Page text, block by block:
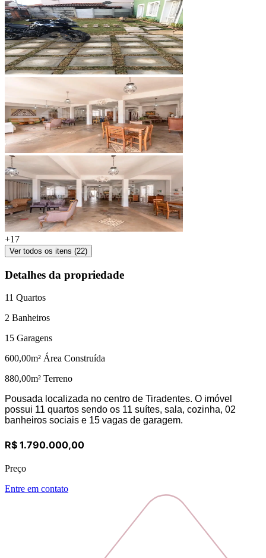
+17
Ver todos os itens (22)
Detalhes da propriedade
11 Quartos
2 Banheiros
15 Garagens
600,00m² Área Construída
880,00m² Terreno
Pousada localizada no centro de Tiradentes. O imóvel
possui 11 quartos sendo os 11 suítes, sala, cozinha, 02
banheiros sociais e 15 vagas de garagem.
R$ 1.790.000,00
Preço
Entre em contato